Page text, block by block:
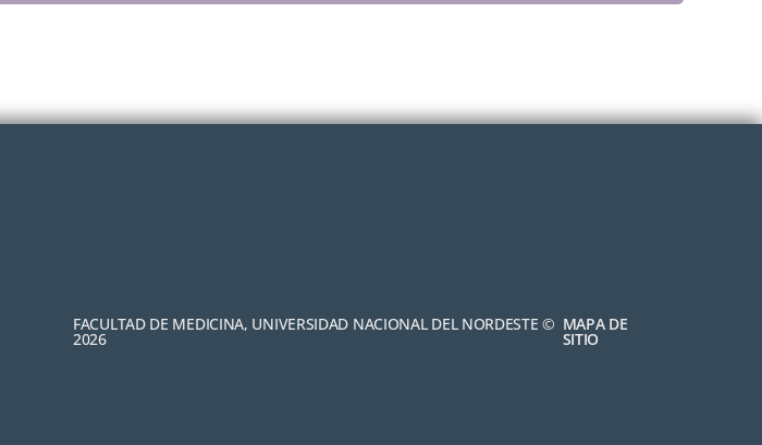
FACULTAD DE MEDICINA, UNIVERSIDAD NACIONAL DEL NORDESTE ©
2026
MAPA DE
SITIO